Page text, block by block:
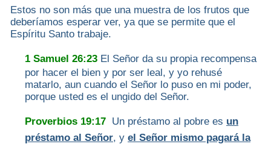
Estos no son más que una muestra de los frutos que
deberíamos esperar ver, ya que se permite que el
Espíritu Santo trabaje.
1 Samuel 26:23 El Señor da su propia recompensa
por hacer el bien y por ser leal, y yo rehusé
matarlo, aun cuando el Señor lo puso en mi poder,
porque usted es el ungido del Señor.
Proverbios 19:17 Un préstamo al pobre es un
préstamo al Señor, y el Señor mismo pagará la